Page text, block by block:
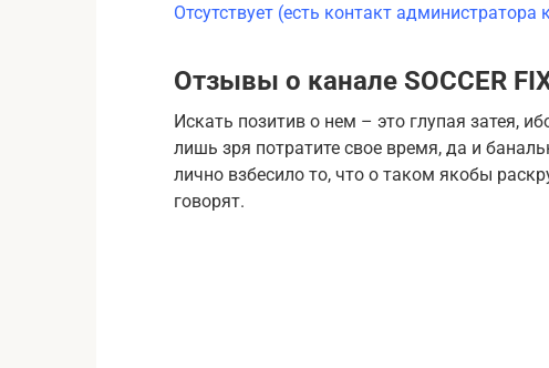
Отсутствует (есть контакт
Отзывы о канале SOCCER
Искать позитив о нем – это глупая затея,
лишь зря потратите свое время, да и
лично взбесило то, что о таком якобы
говорят.